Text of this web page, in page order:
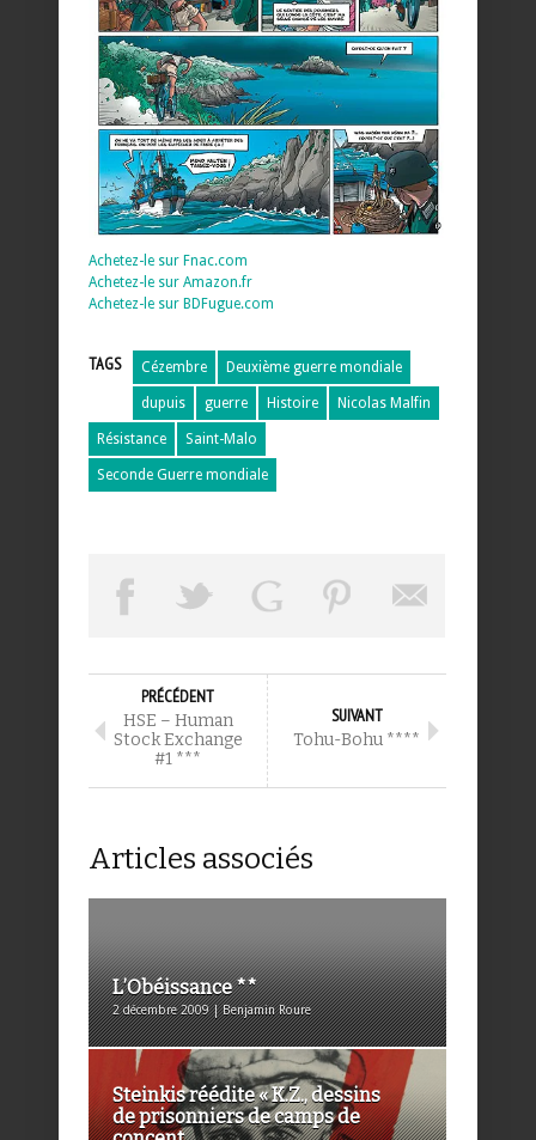
Achetez-le sur Fnac.com
Achetez-le sur Amazon.fr
Achetez-le sur BDFugue.com
TAGS Cézembre Deuxième guerre mondiale
dupuis guerre Histoire Nicolas Malfin
Résistance Saint-Malo
Seconde Guerre mondiale
PRÉCÉDENT
HSE – Human
Stock Exchange
#1 ***
SUIVANT
Tohu-Bohu ****
Articles associés
L’Obéissance **
2 décembre 2009 | Benjamin Roure
Steinkis réédite « K.Z., dessins
de prisonniers de camps de